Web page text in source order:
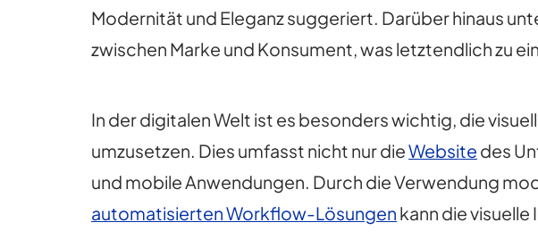
Modernität und Eleganz suggeriert. Darüber hinaus
zwischen Marke und Konsument, was letztendlich zu
In der digitalen Welt ist es besonders wichtig, die
umzusetzen. Dies umfasst nicht nur dieWebsite des
und mobile Anwendungen. Durch die Verwendung
automatisierten Workflow-Lösungen kann die